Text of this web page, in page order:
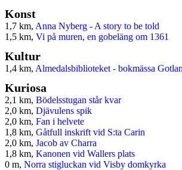
Konst
1,7 km, Anna Nyberg - A story to be told
1,5 km, Vi på muren, en gobeläng om 1361
Kultur
1,4 km, Almedalsbiblioteket - bokmässa
Kuriosa
2,1 km, Bödelsstugan står kvar
2,0 km, Djävulens spik
2,0 km, Fan i helvete
1,8 km, Gåtfull inskrift vid S:ta Carin
2,0 km, Jacob av Charra
1,8 km, Kanonen vid Wallers plats
0 m, Norra stigluckan vid Visby domkyrka